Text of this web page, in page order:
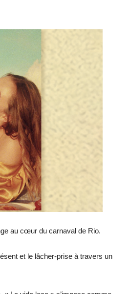
au cœur du carnaval de Rio.
et le lâcher-prise à travers un